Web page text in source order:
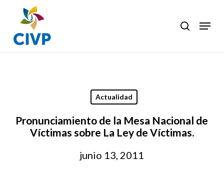
main
content
search
Menu
Actualidad
Pronunciamiento de la Mesa Nacional de
Víctimas sobre La Ley de Víctimas.
junio 13, 2011
Close